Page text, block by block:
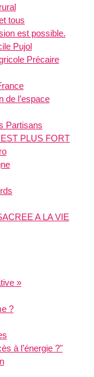
tous
est possible.
Pujol
Précaire
de l’espace
Partisans
PLUS FORT
A LA VIE
»
?
à l’énergie ?"